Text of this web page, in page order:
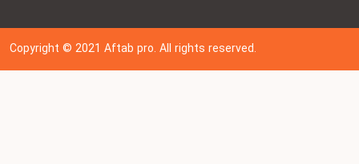
Copyright © 202 1Aftab pro. All rights reserved.